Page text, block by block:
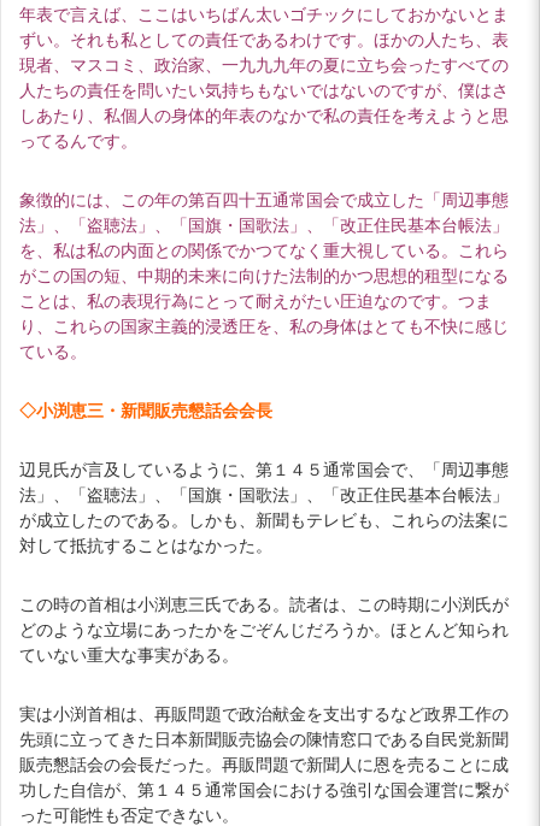
年表で言えば、ここはいちばん太いゴチックにしておかないとま
ずい。それも私としての責任であるわけです。ほかの人たち、表
現者、マスコミ、政治家、一九九九年の夏に立ち会ったすべての
人たちの責任を問いたい気持ちもないではないのですが、僕はさ
しあたり、私個人の身体的年表のなかで私の責任を考えようと思
ってるんです。
象徴的には、この年の第百四十五通常国会で成立した「周辺事態
法」、「盗聴法」、「国旗・国歌法」、「改正住民基本台帳法」
を、私は私の内面との関係でかつてなく重大視している。これら
がこの国の短、中期的未来に向けた法制的かつ思想的租型になる
ことは、私の表現行為にとって耐えがたい圧迫なのです。つま
り、これらの国家主義的浸透圧を、私の身体はとても不快に感じ
ている。
◇小渕恵三・新聞販売懇話会会長
辺見氏が言及しているように、第１４５通常国会で、「周辺事態
法」、「盗聴法」、「国旗・国歌法」、「改正住民基本台帳法」
が成立したのである。しかも、新聞もテレビも、これらの法案に
対して抵抗することはなかった。
この時の首相は小渕恵三氏である。読者は、この時期に小渕氏が
どのような立場にあったかをごぞんじだろうか。ほとんど知られ
ていない重大な事実がある。
実は小渕首相は、再販問題で政治献金を支出するなど政界工作の
先頭に立ってきた日本新聞販売協会の陳情窓口である自民党新聞
販売懇話会の会長だった。再販問題で新聞人に恩を売ることに成
功した自信が、第１４５通常国会における強引な国会運営に繋が
った可能性も否定できない。